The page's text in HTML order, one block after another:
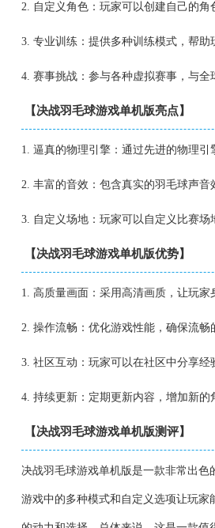
2. 自定义角色：玩家可以创建自己的角
3. 专业训练：提供多种训练模式，帮助
4. 赛事挑战：参与各种虚拟赛事，与全
【决战羽毛球游戏单机版亮点】
1. 逼真的物理引擎：通过先进的物理引
2. 丰富的音效：包含真实的羽毛球声音
3. 自定义场地：玩家可以自定义比赛场
【决战羽毛球游戏单机版优势】
1. 高质量画面：采用高清画质，让玩家
2. 操作流畅：优化游戏性能，确保流畅
3. 社区互动：玩家可以在社区中分享经
4. 持续更新：定期更新内容，增加新的
【决战羽毛球游戏单机版测评】
决战羽毛球游戏单机版是一款非常出色
游戏中的多种模式和自定义选项让玩